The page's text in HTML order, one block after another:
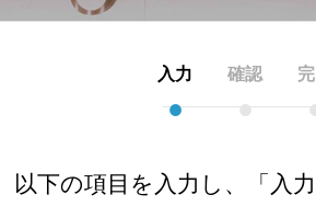
入力
●
確認
●
以下の項目を入力し、「入